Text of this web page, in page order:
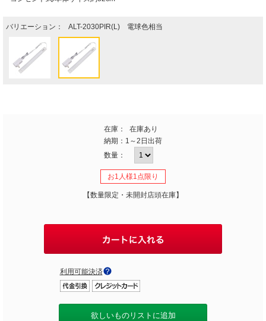
バリエーション： ALT-2030PIR(L) 電球色相当
在庫：
在庫あり
納期： 1～2日出荷
数量：
お1人様1点限り
【数量限定・未開封店頭在庫】
利用可能決済
欲しいものリストに追加